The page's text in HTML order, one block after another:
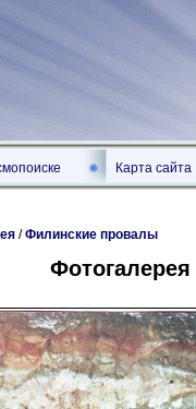
Карта сайта
/Филинские провалы